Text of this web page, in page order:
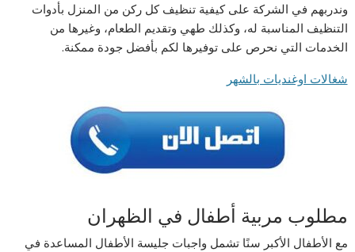
وندربهم في الشركة على كيفية تنظيف كل ركن من المنزل بأدوات
التنظيف المناسبة له، وكذلك طهي وتقديم الطعام، وغيرها من
الخدمات التي نحرص على توفيرها لكم بأفضل جودة ممكنة.
شغالات اوغنديات بالشهر
مطلوب مربية أطفال في الظهران
مع الأطفال الأكبر سنًا تشمل واجبات جليسة الأطفال المساعدة في